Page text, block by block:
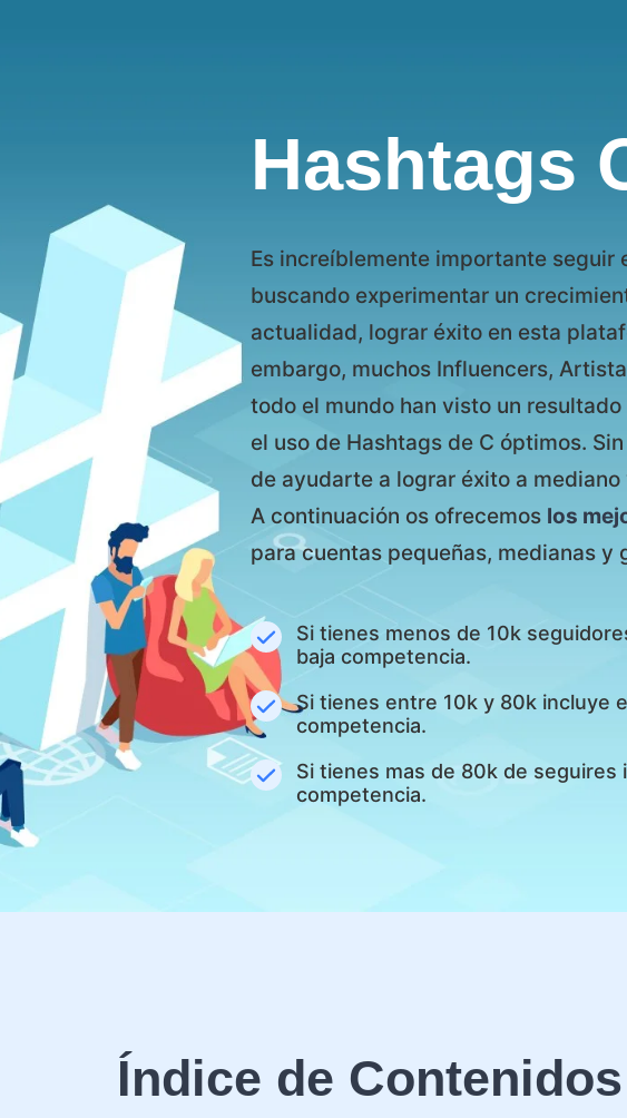
Hashtags
Es increíblemente importante seguir
buscando experimentar un
actualidad, lograr éxito en esta
embargo, muchos Influencers,
todo el mundo han visto un
el uso de Hashtags de C óptimos.
de ayudarte a lograr éxito a
A continuación os ofrecemos los
para cuentas pequeñas, medianas y
Si tienes menos de 10k
baja competencia.
Si tienes entre 10k y 80k incluye
competencia.
Si tienes mas de 80k de seguires
competencia.
Índice de